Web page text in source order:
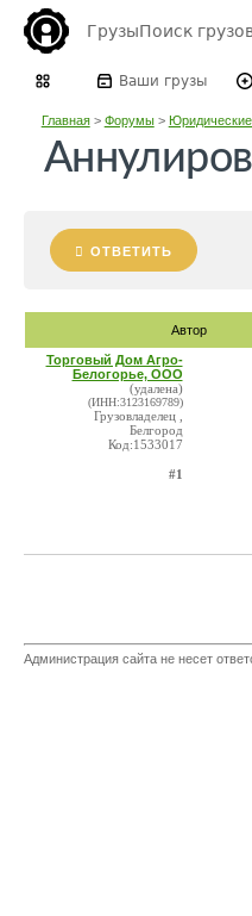
ГрузыПоиск
Ваши грузы
Главная> Форумы>
ОТВЕТИТЬ
Автор
Торговый Дом Агро-
Белогорье, ООО
(удалена)
(ИНН:3123169789)
Грузовладелец ,
Белгород
Код:1533017
#1
Администрация сайта не несет